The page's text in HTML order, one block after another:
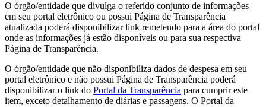
O órgão/entidade que divulga o referido conjunto de informações
em seu portal eletrônico ou possui Página de Transparência
atualizada poderá disponibilizar link remetendo para a área do portal
onde as informações já estão disponíveis ou para sua respectiva
Página de Transparência.
O órgão/entidade que não disponibiliza dados de despesa em seu
portal eletrônico e não possui Página de Transparência poderá
disponibilizar o link do Portal da Transparência para cumprir este
item, exceto detalhamento de diárias e passagens. O Portal da